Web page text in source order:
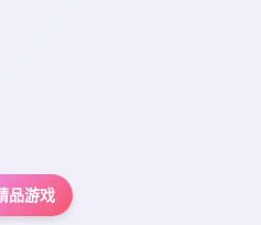
品游戏